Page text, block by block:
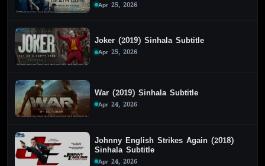
Apr 25, 2026
Joker (2019) Sinhala Subtitle
Apr 25, 2026
War (2019) Sinhala Subtitle
Apr 24, 2026
Johnny English Strikes Again (2018)
Sinhala Subtitle
Apr 24, 2026